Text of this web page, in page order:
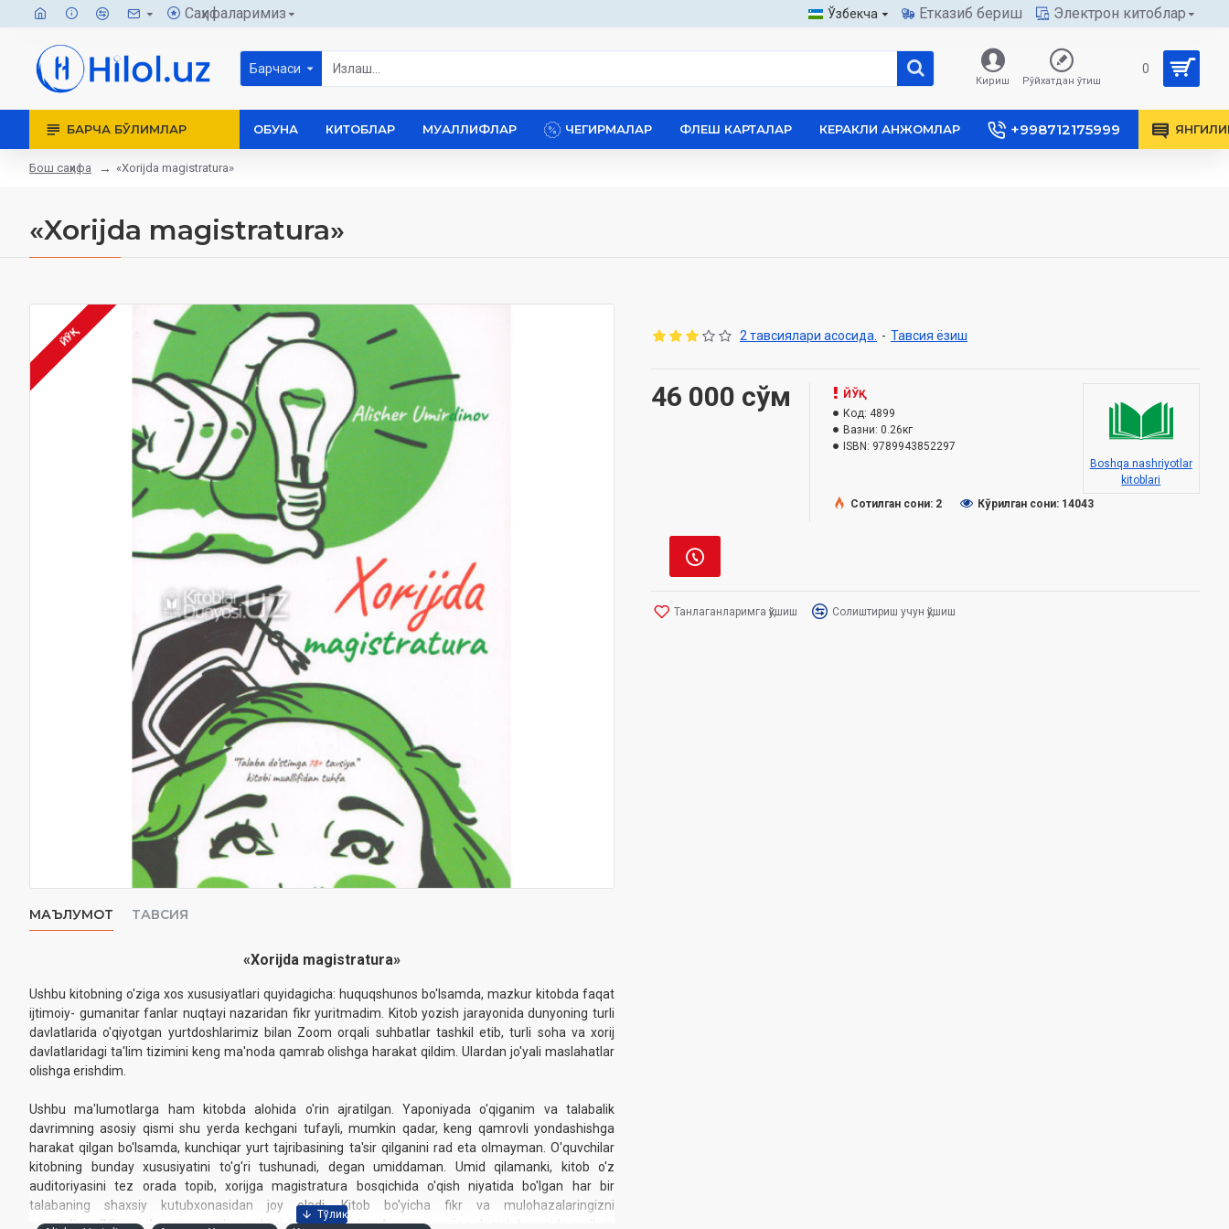
Саҳифаларимиз Ўзбекча Етказиб бериш Электрон китоблар
Барчаси
Кириш Рўйхатдан ўтиш
0
БАРЧА БЎЛИМЛАР ОБУНА КИТОБЛАР МУАЛЛИФЛАР ЧЕГИРМАЛАР ФЛЕШ КАРТАЛАР КЕРАКЛИ АНЖОМЛАР +998712175999
Бош саҳифа «Xorijda magistratura»
«Xorijda magistratura»
ЙЎҚ
МАЪЛУМОТ ТАВСИЯ
«Xorijda magistratura»
Ushbu kitobning o'ziga xos xususiyatlari quyidagichа: huquqshunos bo'lsamda, mazkur kitobda faqat
ijtimoiy- gumanitar fanlar nuqtayi nazaridan fikr yuritmadim. Kitob yozish jarayonida dunyoning turli
davlatlarida o'qiyotgan yurtdoshlarimiz bilan Zoom orqali suhbatlar tashkil etib, turli sohа va xorij
davlatlaridagi ta'lim tizimini keng ma'noda qamrab olishga harakat qildim. Ulardan jo'yali maslahatlar
olishga erishdim.
Ushbu ma'lumotlarga ham kitobda alohida o'rin ajratilgan. Yaponiyada o'qiganim va talabalik
davrimning asosiy qismi shu yerda kechgani tufayli, mumkin qadar, keng qamrovli yondashishga
harakat qilgan bo'lsamda, kunchiqar yurt tajribasining ta'sir qilganini rad eta olmayman. O'quvchilar
kitobning bunday xususiyatini to'g'ri tushunadi, degan umiddaman. Umid qilamanki, kitob o'z
auditoriyasini tez orada topib, xorijga magistratura bosqichida o'qish niyatida bo'lgan har bir
talabaning shaxsiy kutubxonasidan joy oladi. Kitob bo'yichа fikr va mulohazalaringizni
aumirdinov7@gmail.commanziliga yuborishingiz mumkin. Ayniqsa, xorijga chiqish borasida ma'lum
2 тавсиялари асосида. - Тавсия ёзиш
46 000 сўм
ЙЎҚ
Код: 4899
Вазни: 0.26кг
ISBN: 9789943852297
Boshqa nashriyotlar
kitoblari
Сотилган сони: 2
Кўрилган сони: 14043
Танлаганларимга қўшиш Солиштириш учун қўшиш